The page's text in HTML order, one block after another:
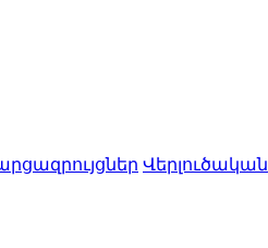
Վերլուծական